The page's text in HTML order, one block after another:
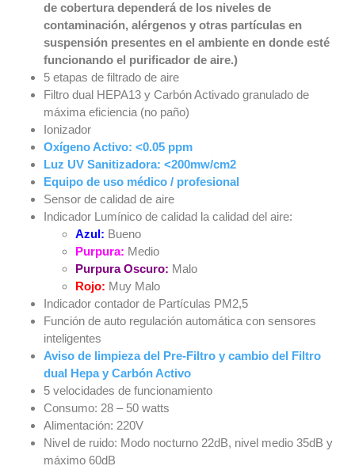
de cobertura dependerá de los niveles de
contaminación, alérgenos y otras partículas en
suspensión presentes en el ambiente en donde esté
funcionando el purificador de aire.)
5 etapas de filtrado de aire
Filtro dual HEPA13 y Carbón Activado granulado de
máxima eficiencia (no paño)
Ionizador
Oxígeno Activo: <0.05 ppm
Luz UV Sanitizadora: <200mw/cm2
Equipo de uso médico / profesional
Sensor de calidad de aire
Indicador Lumínico de calidad la calidad del aire:
Azul: Bueno
Purpura: Medio
Purpura Oscuro: Malo
Rojo: Muy Malo
Indicador contador de Partículas PM2,5
Función de auto regulación automática con sensores
inteligentes
Aviso de limpieza del Pre-Filtro y cambio del Filtro
dual Hepa y Carbón Activo
5 velocidades de funcionamiento
Consumo: 28 – 50 watts
Alimentación: 220V
Nivel de ruido: Modo nocturno 22dB, nivel medio 35dB y
máximo 60dB